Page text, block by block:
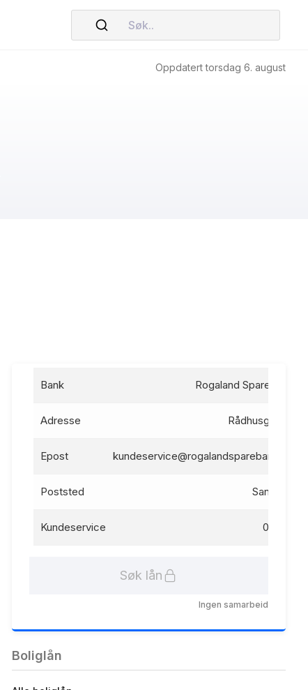
Søk..
Oppdatert torsdag 6. august
Bank Rogaland Sparebank
Adresse Rådhusgata 3
Epost kundeservice@rogalandsparebank.no
Poststed Sandnes
Kundeservice 03260
Søk lån
Ingen samarbeid
Boliglån